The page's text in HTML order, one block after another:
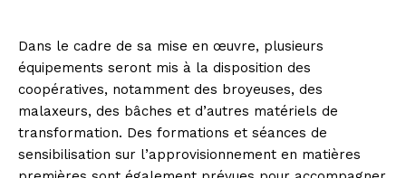
Dans le cadre de sa mise en œuvre, plusieurs
équipements seront mis à la disposition des
coopératives, notamment des broyeuses, des
malaxeurs, des bâches et d’autres matériels de
transformation. Des formations et séances de
sensibilisation sur l’approvisionnement en matières